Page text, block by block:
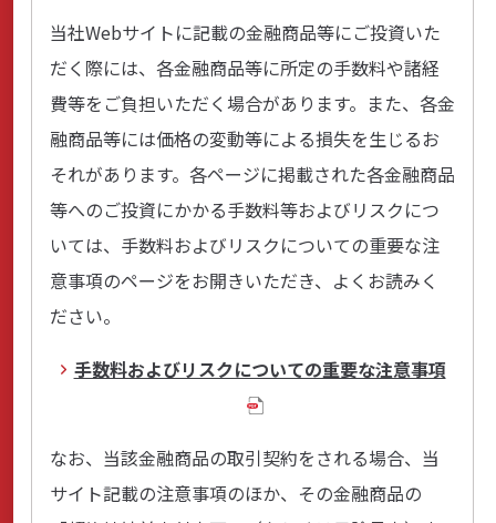
当社Webサイトに記載の金融商品等にご投資いた
だく際には、各金融商品等に所定の手数料や諸経
費等をご負担いただく場合があります。また、各金
融商品等には価格の変動等による損失を生じるお
それがあります。各ページに掲載された各金融商品
等へのご投資にかかる手数料等およびリスクにつ
いては、手数料およびリスクについての重要な注
意事項のページをお開きいただき、よくお読みく
ださい。
手数料およびリスクについての重要な注意事項
なお、当該金融商品の取引契約をされる場合、当
サイト記載の注意事項のほか、その金融商品の